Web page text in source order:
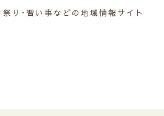
り･習い事などの地域情報サイト